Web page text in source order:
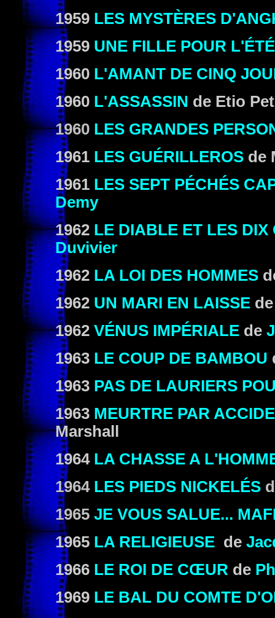
1959 LES MYSTÈRES
1959 UNE FILLE POUR L'ÉTÉ
1960 L'AMANT DE CINQ
1960 L'ASSASSIN de Etio
1960 LES GRANDES
1961 LES GUÉRILLEROS de
1961 LES SEPT PÉCHÉS
Demy
1962 LE DIABLE ET LES DIX
Duvivier
1962 LA LOI DES HOMMES
1962 UN MARI EN LAISSE
1962 VÉNUS IMPÉRIALE de
1963 LE COUP DE BAMBOU
1963 PAS DE LAURIERS
1963 MEURTRE PAR
Marshall
1964 LA CHASSE A
1964 LES PIEDS NICKELÉS
1965 JE VOUS SALUE...
1965 LA RELIGIEUSE de
1966 LE ROI DE CŒUR de
1969 LE BAL DU COMTE